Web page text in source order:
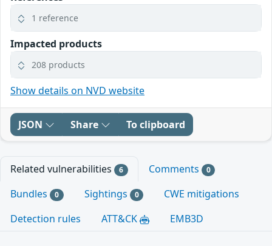
1 reference
Impacted products
208 products
Show details on NVD website
JSON Share To clipboard
Related vulnerabilities 6 Comments 0
Bundles 0 Sightings 0
CWE mitigations
Detection rules
ATT&CK EMB3D